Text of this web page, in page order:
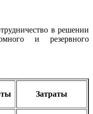
в решении
и резервного
Затраты